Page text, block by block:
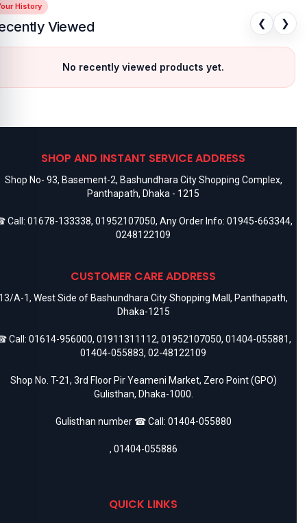
History
Viewed ❮ ❯
No recently viewed products yet.
SHOP AND INSTANT SERVICE ADDRESS
Shop No- 93, Basement-2, Bashundhara City Shopping Complex,
Panthapath, Dhaka - 1215
Call: 01678-133338, 01952107050, Any Order Info: 01945-663344,
0248122109
CUSTOMER CARE ADDRESS
A-1, West Side of Bashundhara City Shopping Mall, Panthapath,
Dhaka-1215
Call: 01614-956000, 01911311112, 01952107050, 01404-055881,
01404-055883, 02-48122109
Shop No. T-21, 3rd Floor Pir Yeameni Market, Zero Point (GPO)
Gulisthan, Dhaka-1000.
Gulisthan number ☎ Call: 01404-055880
, 01404-055886
QUICK LINKS